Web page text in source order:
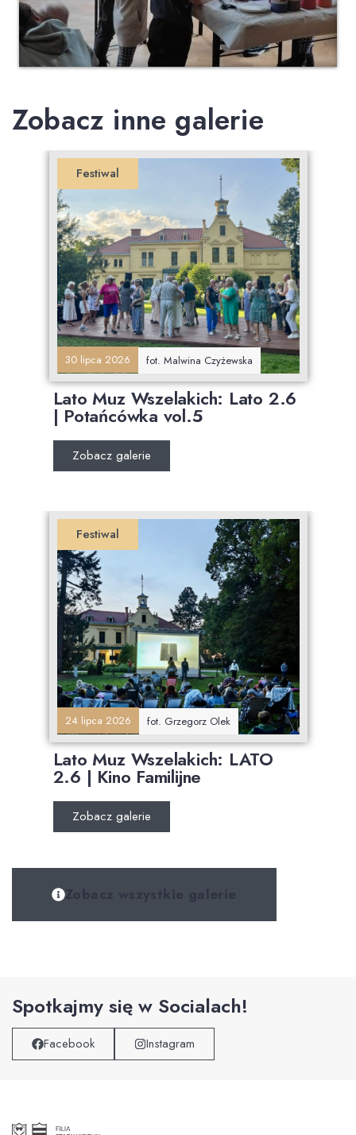
Zobacz inne galerie
Festiwal
30 lipca 2026 fot. Malwina Czyżewska
Lato Muz Wszelakich: Lato 2.6
| Potańcówka vol.5
Zobacz galerie
Festiwal
24 lipca 2026 fot. Grzegorz Olek
Lato Muz Wszelakich: LATO
2.6 | Kino Familijne
Zobacz galerie
Spotkajmy się w Socialach!
Facebook Instagram